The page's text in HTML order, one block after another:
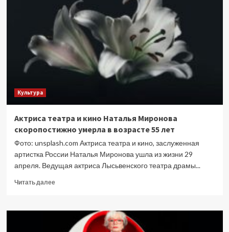
смерти
отца
Иосифа
Сталина
Культура
Актриса театра и кино Наталья Миронова
скоропостижно умерла в возрасте 55 лет
Фото: unsplash.com Актриса театра и кино, заслуженная
артистка России Наталья Миронова ушла из жизни 29
апреля. Ведущая актриса Лысьвенского театра драмы...
Читать далееПрочитать
Актриса